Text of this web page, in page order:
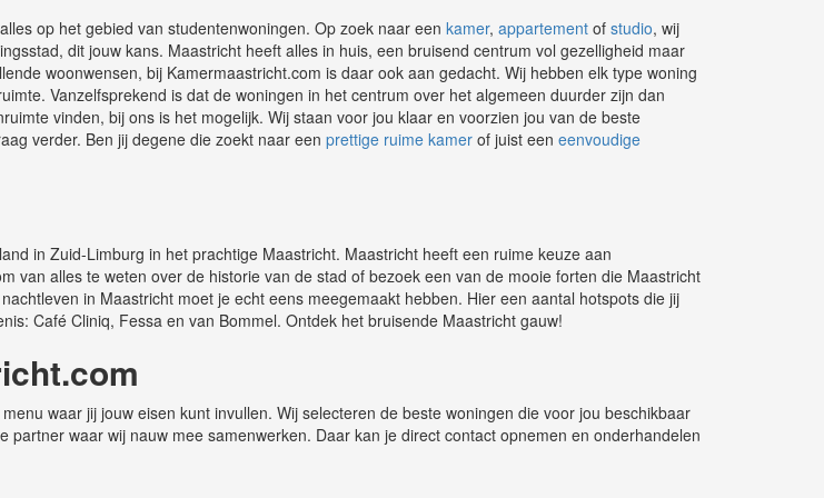
op het gebied van studentenwoningen. Op zoek naar een kamer, appartement of studio, wij
dit jouw kans. Maastricht heeft alles in huis, een bruisend centrum vol gezelligheid maar
woonwensen, bij Kamermaastricht.com is daar ook aan gedacht. Wij hebben elk type woning
Vanzelfsprekend is dat de woningen in het centrum over het algemeen duurder zijn dan
vinden, bij ons is het mogelijk. Wij staan voor jou klaar en voorzien jou van de beste
verder. Ben jij degene die zoekt naar een prettige ruime kamer of juist een eenvoudige
in Zuid-Limburg in het prachtige Maastricht. Maastricht heeft een ruime keuze aan
van alles te weten over de historie van de stad of bezoek een van de mooie forten die Maastricht
in Maastricht moet je echt eens meegemaakt hebben. Hier een aantal hotspots die jij
Café Cliniq, Fessa en van Bommel. Ontdek het bruisende Maastricht gauw!
waar jij jouw eisen kunt invullen. Wij selecteren de beste woningen die voor jou beschikbaar
waar wij nauw mee samenwerken. Daar kan je direct contact opnemen en onderhandelen